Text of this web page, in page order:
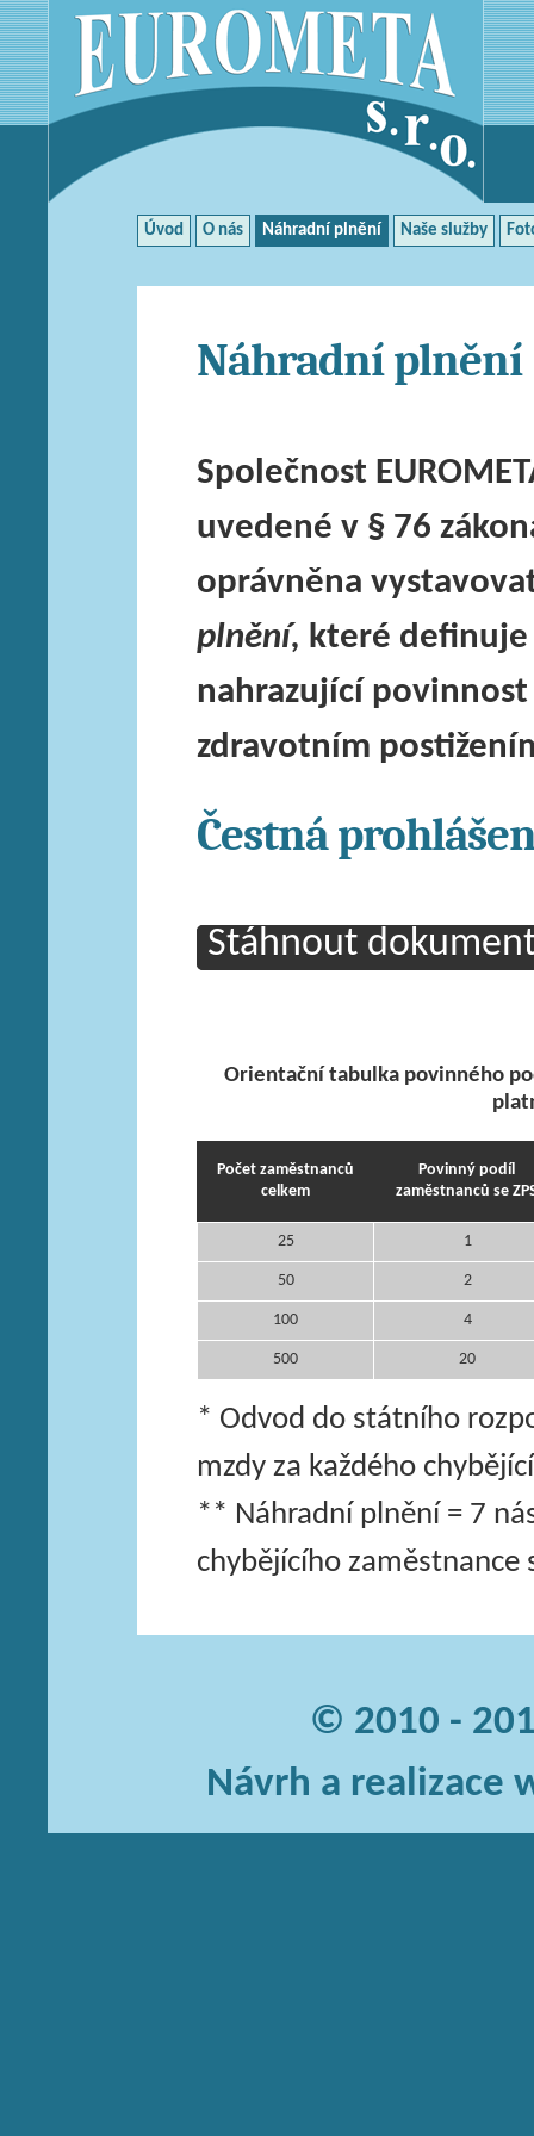
Úvod O nás Náhradní plnění Naše služby
Náhradní plnění
Společnost
uvedené v § 76
oprávněna
plnění, které definuje
nahrazující
zdravotním
Čestná
Stáhnout
Orientační tabulka povinného
Počet zaměstnanců
celkem
Povinný podíl
zaměstnanců se
25 1
50 2
100 4
500 20
* Odvod do státního
mzdy za každého
** Náhradní plnění = 7
chybějícího zaměstnance
© 2010 -
Návrh a realizace